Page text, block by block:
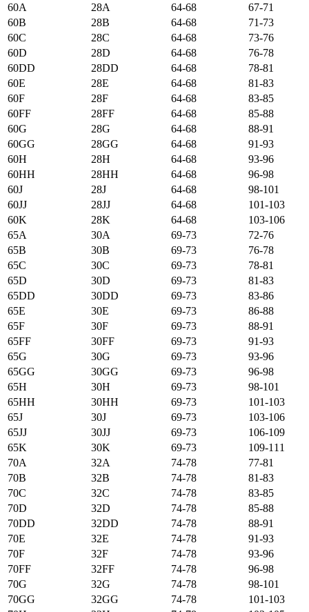
60А
28А 64-68
67-71
60B
28B 64-68
71-73
60C
28C 64-68
73-76
60D
28D 64-68
76-78
60DD
28DD 64-68
78-81
60E
28E 64-68
81-83
60F
28F 64-68
83-85
60FF
28FF 64-68
85-88
60G
28G 64-68
88-91
60GG
28GG 64-68
91-93
60H
28H 64-68
93-96
60HH
28HH 64-68
96-98
60J
28J 64-68
98-101
60JJ
28JJ 64-68
101-103
60K
28K 64-68
103-106
65А
30А 69-73
72-76
65B
30B 69-73
76-78
65C
30C 69-73
78-81
65D
30D 69-73
81-83
65DD
30DD 69-73
83-86
65E
30E 69-73
86-88
65F
30F 69-73
88-91
65FF
30FF 69-73
91-93
65G
30G 69-73
93-96
65GG
30GG 69-73
96-98
65H
30H 69-73
98-101
65HH
30HH 69-73
101-103
65J
30J 69-73
103-106
65JJ
30JJ 69-73
106-109
65K
30K 69-73
109-111
70А
32А 74-78
77-81
70B
32B 74-78
81-83
70C
32C 74-78
83-85
70D
32D 74-78
85-88
70DD
32DD 74-78
88-91
70E
32E 74-78
91-93
70F
32F 74-78
93-96
70FF
32FF 74-78
96-98
70G
32G 74-78
98-101
70GG
32GG 74-78
101-103